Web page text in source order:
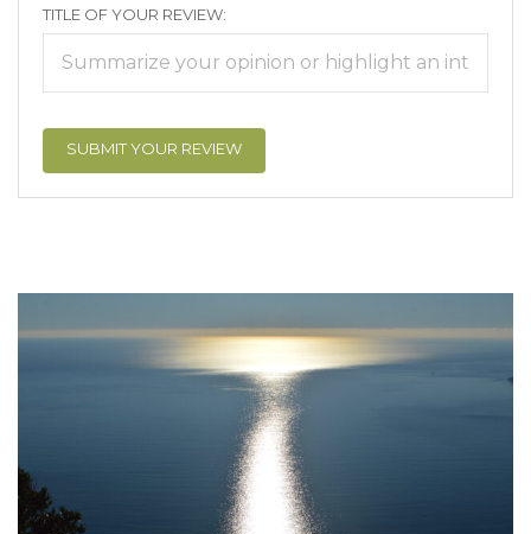
TITLE OF YOUR REVIEW: